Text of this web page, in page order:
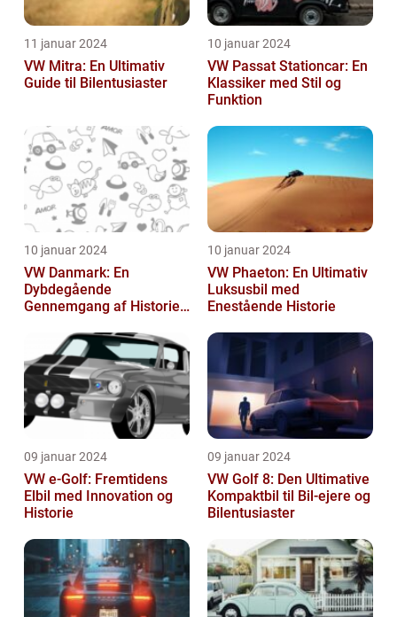
11 januar 2024
VW Mitra: En Ultimativ
Guide til Bilentusiaster
10 januar 2024
VW Passat Stationcar: En
Klassiker med Stil og
Funktion
10 januar 2024
VW Danmark: En
Dybdegående
Gennemgang af Historien
10 januar 2024
VW Phaeton: En Ultimativ
Luksusbil med
Enestående Historie
09 januar 2024
VW e-Golf: Fremtidens
Elbil med Innovation og
Historie
09 januar 2024
VW Golf 8: Den Ultimative
Kompaktbil til Bil-ejere og
Bilentusiaster